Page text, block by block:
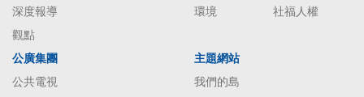
深度報導
觀點
環境
社福人權
公廣集團
公共電視
主題網站
我們的島